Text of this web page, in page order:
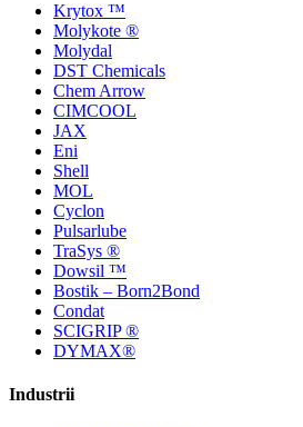
Krytox ™
Molykote ®
Molydal
DST Chemicals
Chem Arrow
CIMCOOL
JAX
Eni
Shell
MOL
Cyclon
Pulsarlube
TraSys ®
Dowsil ™
Bostik – Born2Bond
Condat
SCIGRIP ®
DYMAX®
Industrii